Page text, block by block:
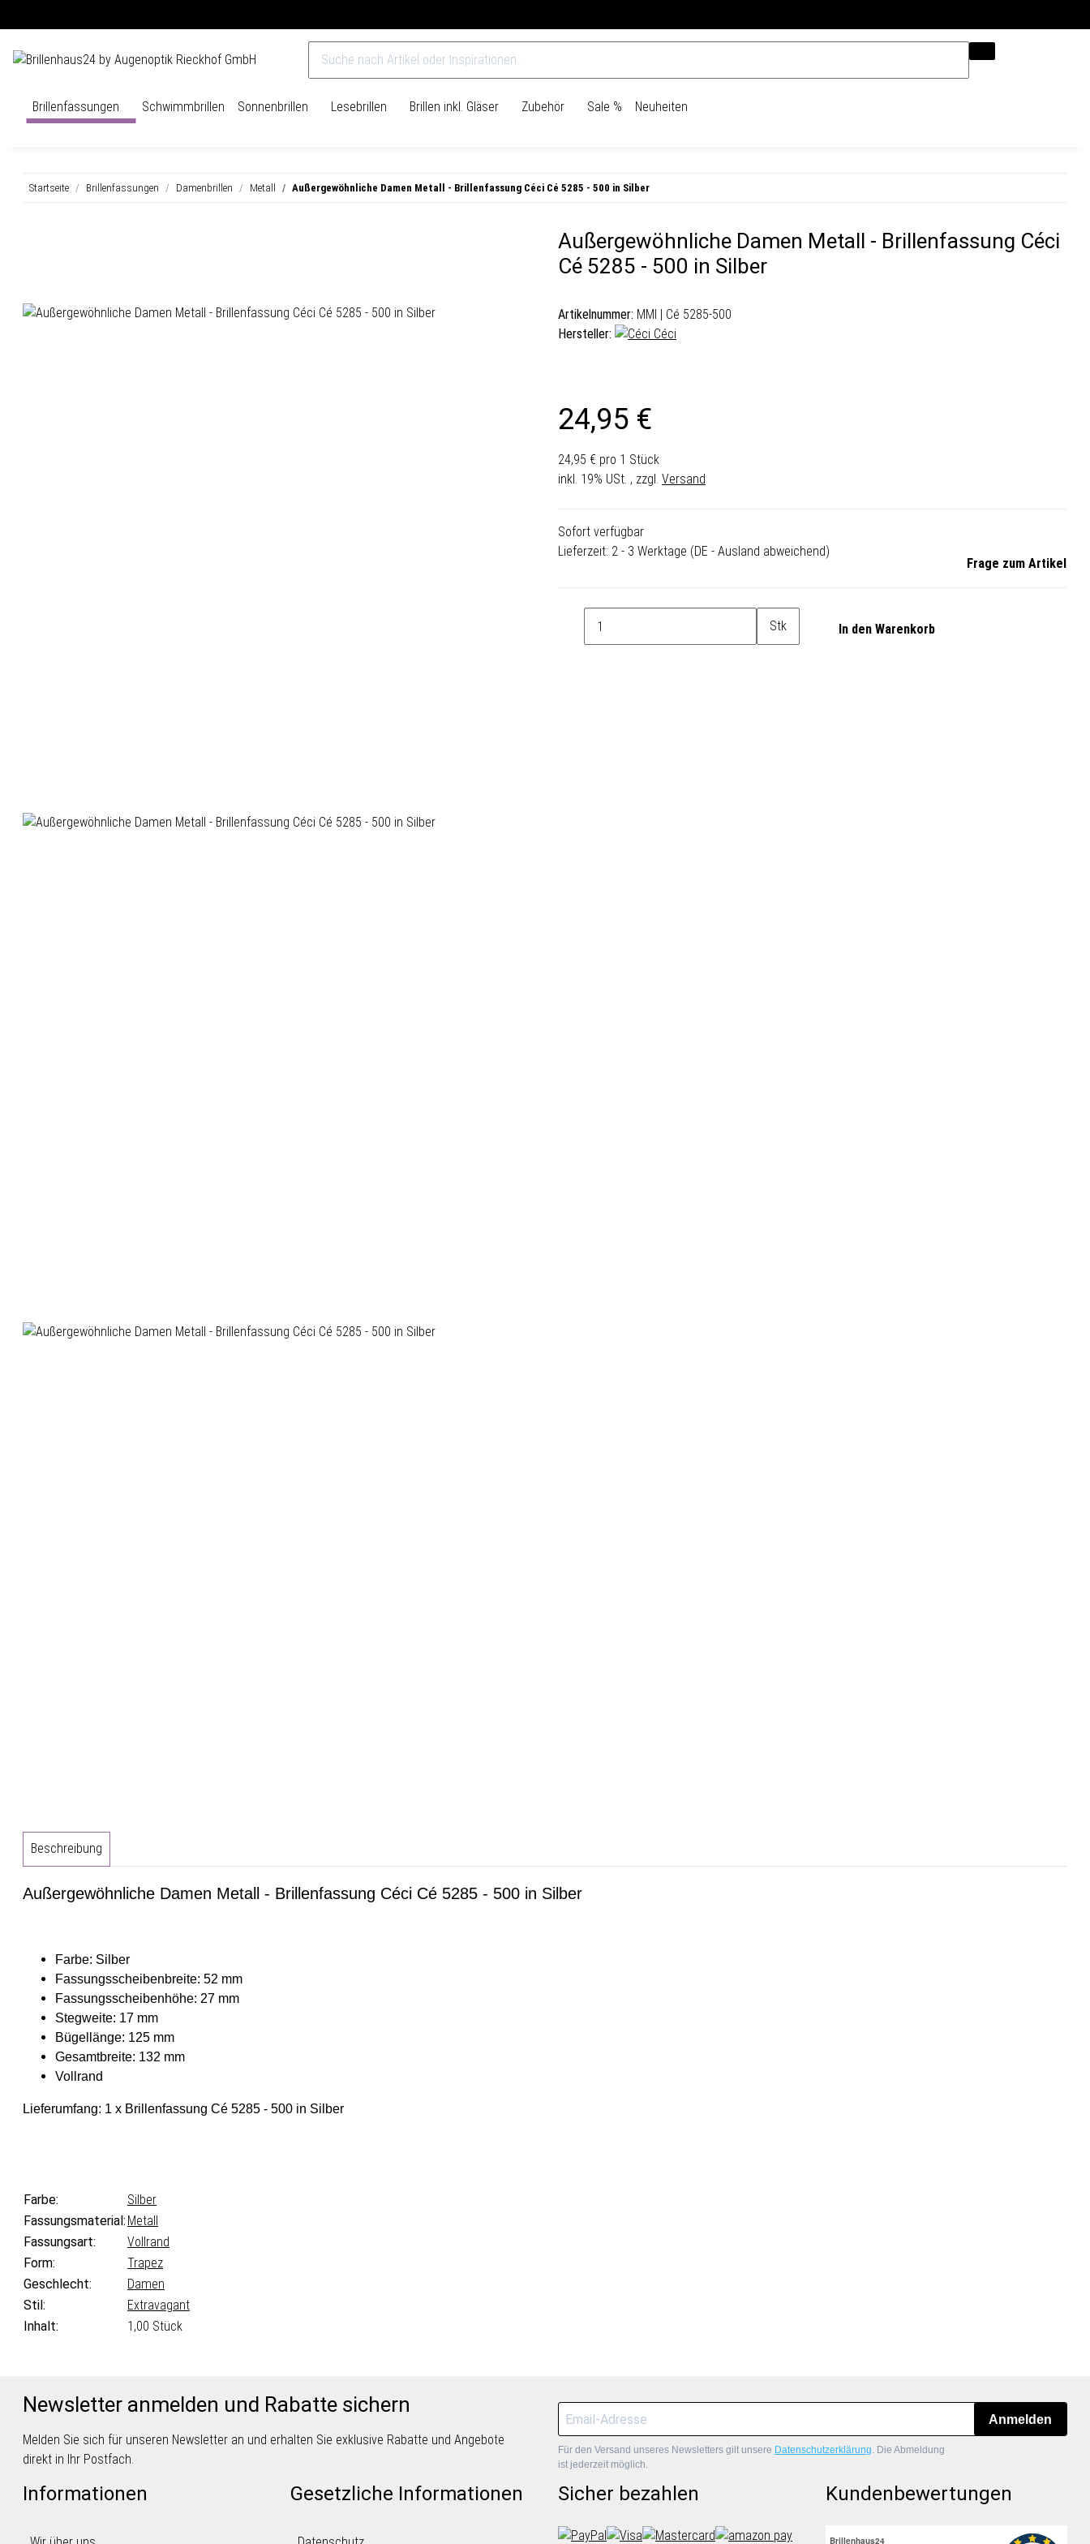
Brillenfassungen Schwimmbrillen Sonnenbrillen Lesebrillen Brillen inkl. Gläser Zubehör Sale % Neuheiten
Startseite Brillenfassungen Damenbrillen Metall Außergewöhnliche Damen Metall - Brillenfassung Céci Cé 5285 - 500 in Silber
Außergewöhnliche Damen Metall - Brillenfassung Céci
Cé 5285 - 500 in Silber
Artikelnummer: MMI | Cé 5285-500
Hersteller:
Céci
24,95 €
24,95 € pro 1 Stück
inkl. 19% USt. , zzgl. Versand
Sofort verfügbar
Lieferzeit: 2 - 3 Werktage (DE - Ausland abweichend)
Frage zum Artikel
Stk In den Warenkorb
Beschreibung
Außergewöhnliche Damen Metall - Brillenfassung Céci Cé 5285 - 500 in Silber
Farbe: Silber
Fassungsscheibenbreite: 52 mm
Fassungsscheibenhöhe: 27 mm
Stegweite: 17 mm
Bügellänge: 125 mm
Gesamtbreite: 132 mm
Vollrand
Lieferumfang: 1 x Brillenfassung Cé 5285 - 500 in Silber
Farbe:
Silber
Fassungsmaterial: Metall
Fassungsart:
Vollrand
Form:
Trapez
Geschlecht:
Damen
Stil:
Extravagant
Inhalt:
1,00 Stück
Newsletter anmelden und Rabatte sichern
Melden Sie sich für unseren Newsletter an und erhalten Sie exklusive Rabatte und Angebote
direkt in Ihr Postfach.
Anmelden
Für den Versand unseres Newsletters gilt unsere Datenschutzerklärung. Die Abmeldung
ist jederzeit möglich.
Informationen Gesetzliche Informationen Sicher bezahlen Kundenbewertungen